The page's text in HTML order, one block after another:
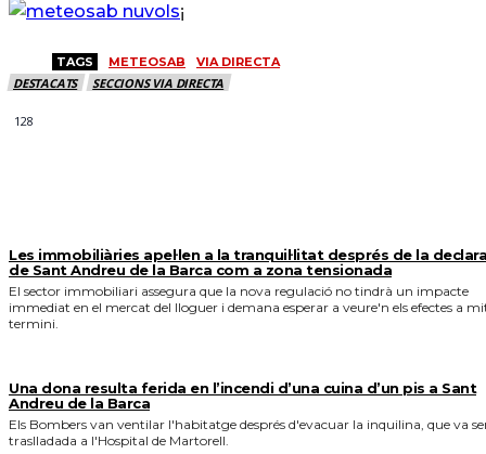
¡
TAGS METEOSAB VIA DIRECTA
DESTACATS SECCIONS VIA DIRECTA
128
Les immobiliàries apel·len a la tranquil·litat després de la
de Sant Andreu de la Barca com a zona tensionada
El sector immobiliari assegura que la nova regulació no tindrà un impacte
immediat en el mercat del lloguer i demana esperar a veure'n els efectes a
termini.
Una dona resulta ferida en l’incendi d’una cuina d’un pis a Sant
Andreu de la Barca
Els Bombers van ventilar l'habitatge després d'evacuar la inquilina, que va
traslladada a l'Hospital de Martorell.